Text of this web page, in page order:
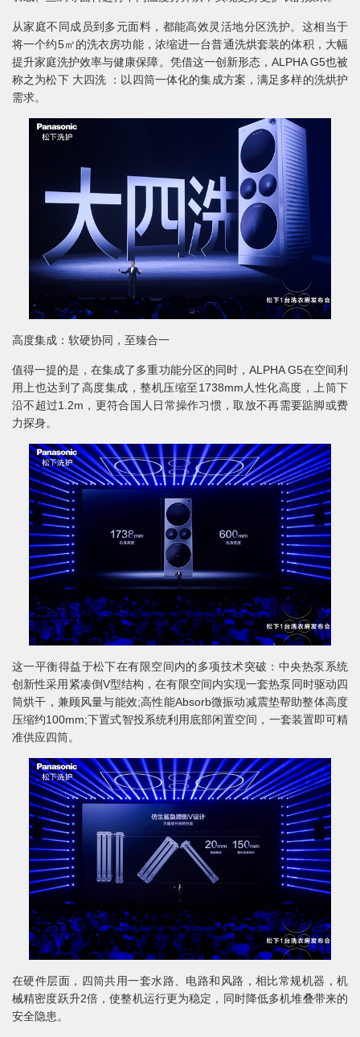
从家庭不同成员到多元面料，都能高效灵活地分区洗护。这相当于
将一个约5㎡的洗衣房功能，浓缩进一台普通洗烘套装的体积，大幅
提升家庭洗护效率与健康保障。凭借这一创新形态，ALPHA G5也被
称之为松下 大四洗 ：以四筒一体化的集成方案，满足多样的洗烘护
需求。
高度集成：软硬协同，至臻合一
值得一提的是，在集成了多重功能分区的同时，ALPHA G5在空间利
用上也达到了高度集成，整机压缩至1738mm人性化高度，上筒下
沿不超过1.2m，更符合国人日常操作习惯，取放不再需要踮脚或费
力探身。
这一平衡得益于松下在有限空间内的多项技术突破：中央热泵系统
创新性采用紧凑倒V型结构，在有限空间内实现一套热泵同时驱动四
筒烘干，兼顾风量与能效;高性能Absorb微振动减震垫帮助整体高度
压缩约100mm;下置式智投系统利用底部闲置空间，一套装置即可精
准供应四筒。
在硬件层面，四筒共用一套水路、电路和风路，相比常规机器，机
械精密度跃升2倍，使整机运行更为稳定，同时降低多机堆叠带来的
安全隐患。